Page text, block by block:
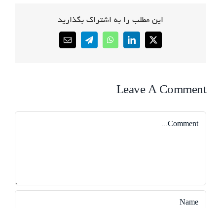
این مطلب را به اشتراک بگذارید
X
LinkedIn
WhatsApp
Telegram
Email
Leave A Comment